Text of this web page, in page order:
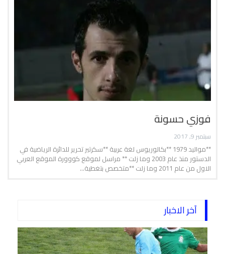
فوزي حسونة
سبتمبر 9, 2017
**مواليد 1979 **بكالوريوس لغة عربية **سكرتير تحرير للدائرة الرياضية في
الدستور منذ عام 2003 وما زلت ** مراسل لموقع كووورة الموقع العربي
الاول من عام 2011 وما زلت **متخصص بتغطية…
آخر الاخبار